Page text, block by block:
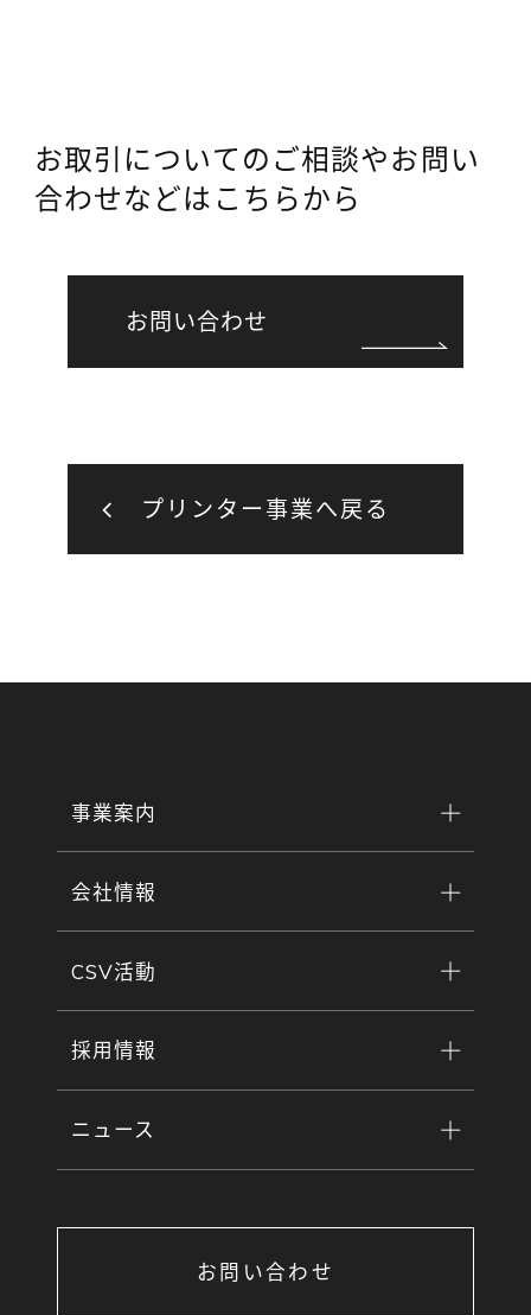
お取引についてのご相談やお問い
合わせなどはこちらから
お問い合わせ
プリンター事業へ戻る
事業案内
会社情報
CSV活動
採用情報
ニュース
お問い合わせ